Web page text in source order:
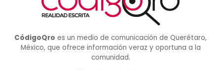
CódigoQro es un medio de comunicación de Querétaro,
México, que ofrece información veraz y oportuna a la
comunidad.